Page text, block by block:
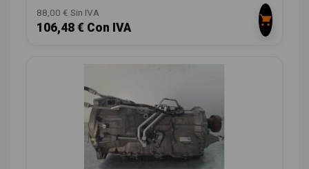
88,00 € Sin IVA
106,48 € Con IVA